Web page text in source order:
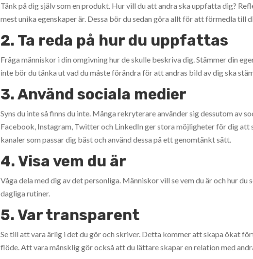
Tänk på dig själv som en produkt. Hur vill du att andra ska uppfatta dig?
mest unika egenskaper är. Dessa bör du sedan göra allt för att förmedla till
2. Ta reda på hur du uppfattas
Fråga människor i din omgivning hur de skulle beskriva dig. Stämmer din
inte bör du tänka ut vad du måste förändra för att andras bild av dig ska
3. Använd sociala medier
Syns du inte så finns du inte. Många rekryterare använder sig dessutom av
Facebook, Instagram, Twitter och LinkedIn ger stora möjligheter för dig att
kanaler som passar dig bäst och använd dessa på ett genomtänkt sätt.
4. Visa vem du är
Våga dela med dig av det personliga. Människor vill se vem du är och hur du
dagliga rutiner.
5. Var transparent
Se till att vara ärlig i det du gör och skriver. Detta kommer att skapa ökat
flöde. Att vara mänsklig gör också att du lättare skapar en relation med